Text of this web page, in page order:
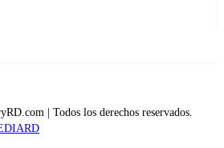
| Todos los derechos reservados.